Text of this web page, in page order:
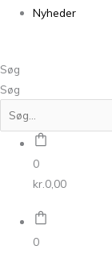
Nyheder
Søg
Søg
0
kr. 0,00
0